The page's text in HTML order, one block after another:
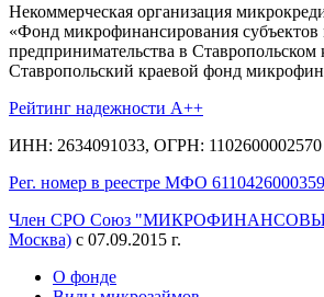
Некоммерческая организация
«Фонд микрофинансирования субъектов
предпринимательства в
Ставропольский краевой фонд
Рейтинг надежности A++
ИНН: 2634091033, ОГРН: 1102600002570
Рег. номер в реестре МФО 6110426000359
Член СРО Союз
Москва) с 07.09.2015 г.
О фонде